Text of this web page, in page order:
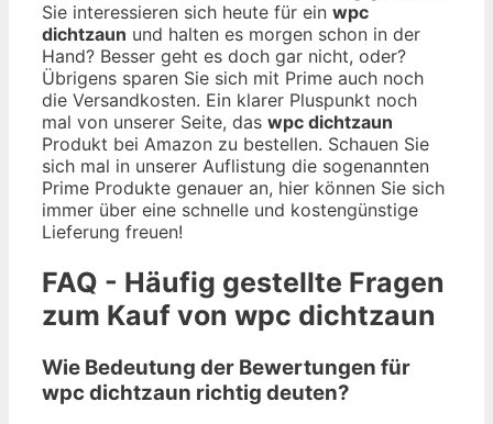
Sie interessieren sich heute für ein wpc
dichtzaun und halten es morgen schon in der
Hand? Besser geht es doch gar nicht, oder?
Übrigens sparen Sie sich mit Prime auch noch
die Versandkosten. Ein klarer Pluspunkt noch
mal von unserer Seite, das wpc dichtzaun
Produkt bei Amazon zu bestellen. Schauen Sie
sich mal in unserer Auflistung die sogenannten
Prime Produkte genauer an, hier können Sie sich
immer über eine schnelle und kostengünstige
Lieferung freuen!
FAQ - Häufig gestellte Fragen
zum Kauf von wpc dichtzaun
Wie Bedeutung der Bewertungen für
wpc dichtzaun richtig deuten?